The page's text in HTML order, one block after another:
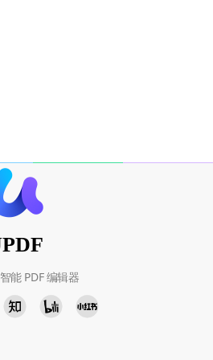
能 PDF 编辑器